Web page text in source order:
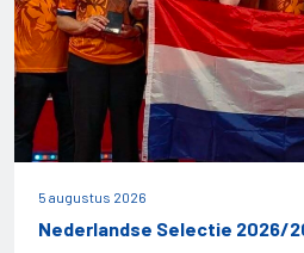
5 augustus 2026
Nederlandse Selectie 2026/